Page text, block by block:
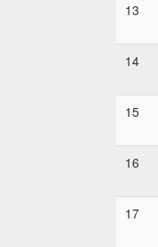
13
14
15
16
17